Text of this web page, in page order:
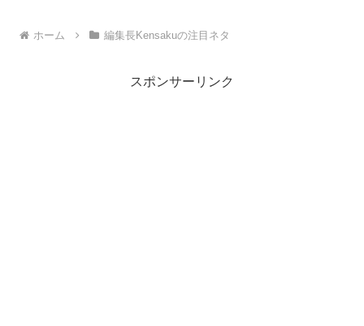
ホーム 編集長Kensakuの注目ネタ
スポンサーリンク